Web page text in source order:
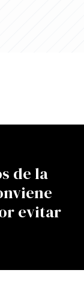
de la
evitar